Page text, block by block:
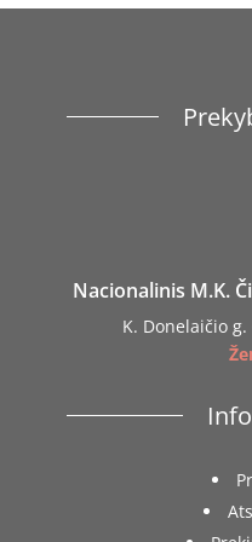
Nacionalinis M.K.
K. Donelaičio